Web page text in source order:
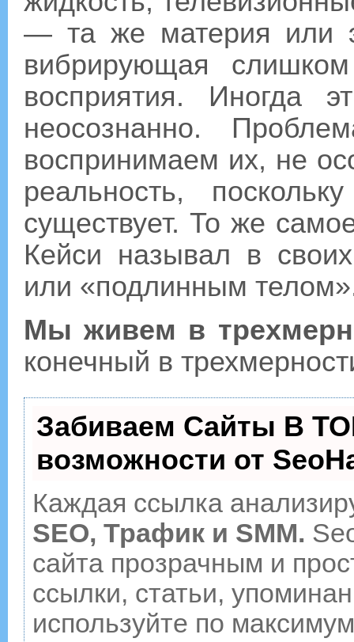
— та же материя или
вибрирующая
восприятия. Иногда
неосознанно.
воспринимаем их, не
реальность,
существует. То же
Кейси называл в
или «подлинным
Мы живем в
конечный в
Забиваем Сайты В
возможности от
Каждая ссылка
SEO, Трафик и SMM.
сайта прозрачным и
ссылки, статьи,
используйте по